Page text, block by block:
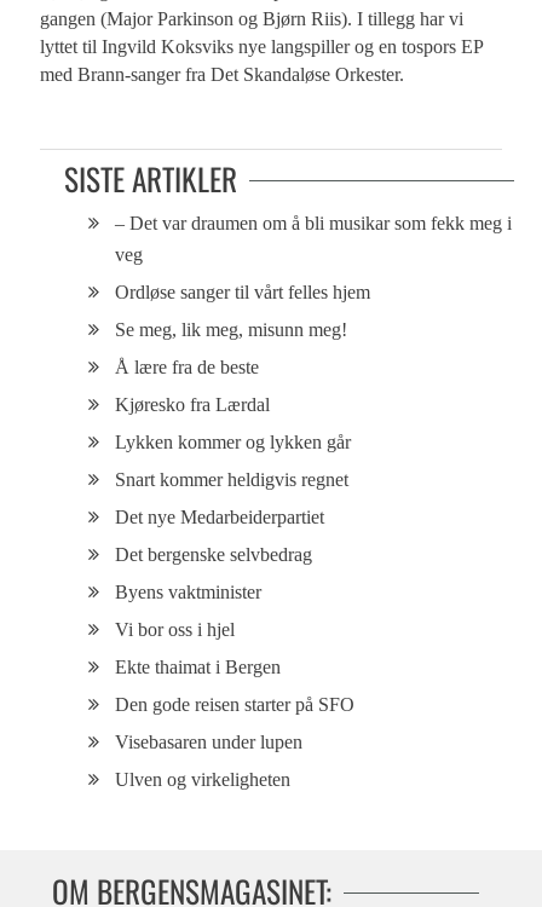
gangen (Major Parkinson og Bjørn Riis). I tillegg har vi
lyttet til Ingvild Koksviks nye langspiller og en tospors EP
med Brann-sanger fra Det Skandaløse Orkester.
SISTE ARTIKLER
– Det var draumen om å bli musikar som fekk meg i
veg
Ordløse sanger til vårt felles hjem
Se meg, lik meg, misunn meg!
Å lære fra de beste
Kjøresko fra Lærdal
Lykken kommer og lykken går
Snart kommer heldigvis regnet
Det nye Medarbeiderpartiet
Det bergenske selvbedrag
Byens vaktminister
Vi bor oss i hjel
Ekte thaimat i Bergen
Den gode reisen starter på SFO
Visebasaren under lupen
Ulven og virkeligheten
OM BERGENSMAGASINET: